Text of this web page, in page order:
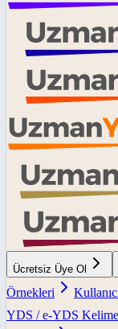
Ücretsiz Üye Ol
Örnekleri
YDS / e-YDS